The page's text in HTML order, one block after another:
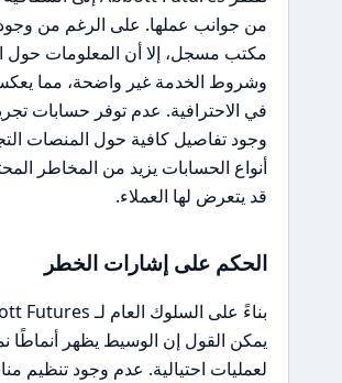
من جوانب عملها. على الرغم من
مكتب مسجل، إلا أن المعلومات حول
وشروط الخدمة غير واضحة، مما
في الاحترافية. عدم توفر حسابات
وجود تفاصيل كافية حول المنصات
أنواع الحسابات يزيد من المخاطر
قد يتعرض لها العملاء.
الحكم على إشارات الخطر
يمكن القول إن الوسيط يظهر أنماطًا
لعمليات احتيالية. عدم وجود تنظيم